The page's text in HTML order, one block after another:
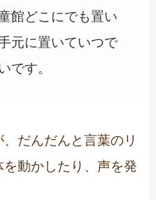
館どこにでも置い
元に置いていつで
です。
だんだんと言葉のリ
動かしたり、声を発